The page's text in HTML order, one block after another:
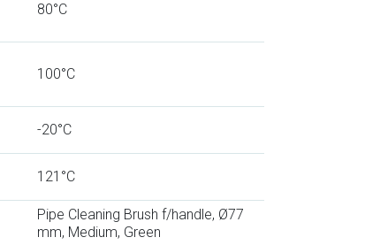
80°C
100°C
-20°C
121°C
Pipe Cleaning Brush f/handle, Ø77
mm, Medium, Green